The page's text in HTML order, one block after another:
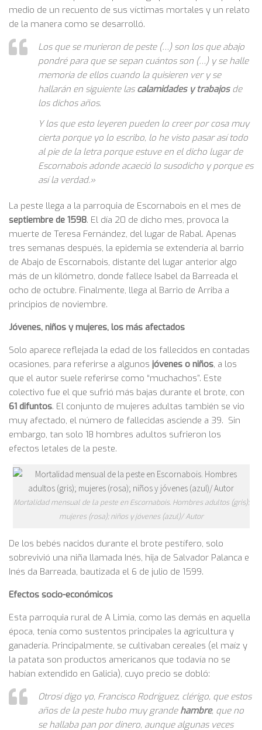
medio de un recuento de sus víctimas mortales y un relato
de la manera como se desarrolló.
Los que se murieron de peste (…) son los que abajo
pondré para que se sepan cuántos son (…) y se halle
memoria de ellos cuando la quisieren ver y se
hallarán en siguiente las calamidades y trabajosde
los dichos años.
Y los que esto leyeren pueden lo creer por cosa muy
cierta porque yo lo escribo, lo he visto pasar así todo
al pie de la letra porque estuve en el dicho lugar de
Escornabois adonde acaeció lo susodicho y porque es
así la verdad.»
La peste llega a la parroquia de Escornabois en el mes de
septiembre de 1598. El día 20 de dicho mes, provoca la
muerte de Teresa Fernández, del lugar de Rabal. Apenas
tres semanas después, la epidemia se extendería al barrio
de Abajo de Escornabois, distante del lugar anterior algo
más de un kilómetro, donde fallece Isabel da Barreada el
ocho de octubre. Finalmente, llega al Barrio de Arriba a
principios de noviembre.
Jóvenes, niños y mujeres, los más afectados
Solo aparece reflejada la edad de los fallecidos en contadas
ocasiones, para referirse a algunos jóvenes o niños, a los
que el autor suele referirse como “muchachos”. Este
colectivo fue el que sufrió más bajas durante el brote, con
61 difuntos. El conjunto de mujeres adultas también se vio
muy afectado, el número de fallecidas asciende a 39. Sin
embargo, tan solo 18 hombres adultos sufrieron los
efectos letales de la peste.
Mortalidad mensual de la peste en Escornabois. Hombres adultos (gris);
mujeres (rosa); niños y jóvenes (azul)/ Autor
De los bebés nacidos durante el brote pestífero, solo
sobrevivió una niña llamada Inés, hija de Salvador Palanca e
Inés da Barreada, bautizada el 6 de julio de 1599.
Efectos socio-económicos
Esta parroquia rural de A Limia, como las demás en aquella
época, tenía como sustentos principales la agricultura y
ganadería. Principalmente, se cultivaban cereales (el maíz y
la patata son productos americanos que todavía no se
habían extendido en Galicia), cuyo precio se dobló:
Otrosí digo yo, Francisco Rodríguez, clérigo, que estos
años de la peste hubo muy grande hambre, que no
se hallaba pan por dinero, aunque algunas veces